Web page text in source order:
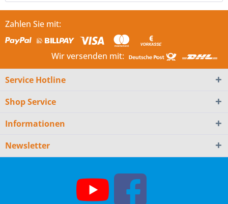
Zahlen Sie mit:
Wir versenden mit:
Service Hotline
Shop Service
Informationen
Newsletter